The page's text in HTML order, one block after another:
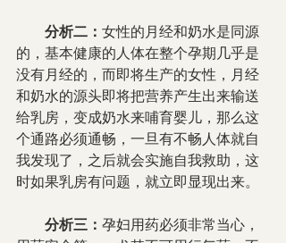
        分析二：
女性的月经和奶水是同源
的，基本健康的人体在整个孕期几乎是
没有月经的，而即将生产的女性，月经
和奶水的源头即将把营养产生出来输送
给乳房，变成奶水来哺育婴儿，那么这
个通路必须通畅，一旦有不畅人体就自
我发现了，之后就会实施自我救助，这
时如果乳房有问题，就立即显现出来。
        分析三：
孕妇用药必须非常当心，